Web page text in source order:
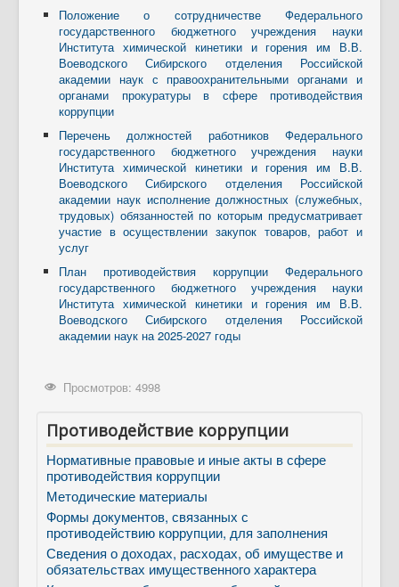
Положение о сотрудничестве Федерального
государственного бюджетного учреждения науки
Института химической кинетики и горения им В.В.
Воеводского Сибирского отделения Российской
академии наук с правоохранительными органами и
органами прокуратуры в сфере противодействия
коррупции
Перечень должностей работников Федерального
государственного бюджетного учреждения науки
Института химической кинетики и горения им В.В.
Воеводского Сибирского отделения Российской
академии наук исполнение должностных (служебных,
трудовых) обязанностей по которым предусматривает
участие в осуществлении закупок товаров, работ и
услуг
План противодействия коррупции Федерального
государственного бюджетного учреждения науки
Института химической кинетики и горения им В.В.
Воеводского Сибирского отделения Российской
академии наук на 2025-2027 годы
Просмотров: 4998
Противодействие коррупции
Нормативные правовые и иные акты в сфере
противодействия коррупции
Методические материалы
Формы документов, связанных с
противодействию коррупции, для заполнения
Сведения о доходах, расходах, об имуществе и
обязательствах имущественного характера